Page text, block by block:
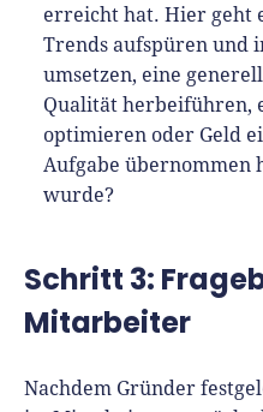
erreicht hat. Hier geht
Trends aufspüren und
umsetzen, eine
Qualität herbeiführen,
optimieren oder Geld
Aufgabe übernommen
wurde?
Schritt 3:
Mitarbeiter
Nachdem Gründer